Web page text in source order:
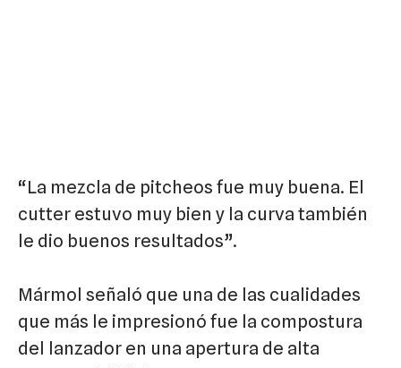
“La mezcla de pitcheos fue muy buena. El
cutter estuvo muy bien y la curva también
le dio buenos resultados”.
Mármol señaló que una de las cualidades
que más le impresionó fue la compostura
del lanzador en una apertura de alta